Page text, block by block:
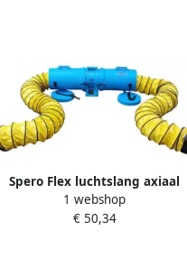
Spero Flex luchtslang axiaal
ventilator | 100mm x 10Mtr incl.
slangenklem SBLFD10cx10m
1 webshop
€ 50,34